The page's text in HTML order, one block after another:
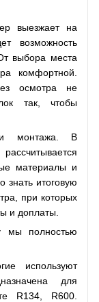
выезжает на
возможность
выбора места
комфортной.
осмотра не
так, чтобы
монтажа. В
материалы и
знать итоговую
при которых
и доплаты.
мы полностью
используют
для
R134, R600.